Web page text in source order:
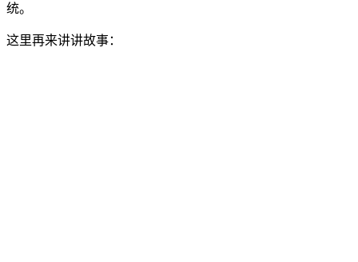
统。
这里再来讲讲故事：